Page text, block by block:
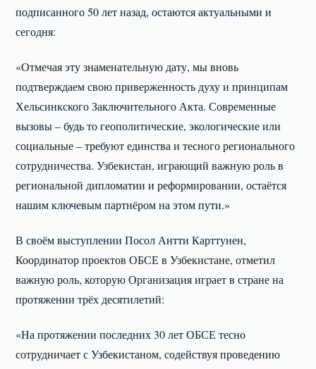
подписанного 50 лет назад, остаются актуальными и
сегодня:
«Отмечая эту знаменательную дату, мы вновь
подтверждаем свою приверженность духу и принципам
Хельсинкского Заключительного Акта. Современные
вызовы – будь то геополитические, экологические или
социальные – требуют единства и тесного регионального
сотрудничества. Узбекистан, играющий важную роль в
региональной дипломатии и реформировании, остаётся
нашим ключевым партнёром на этом пути.»
В своём выступлении Посол Антти Карттунен,
Координатор проектов ОБСЕ в Узбекистане, отметил
важную роль, которую Организация играет в стране на
протяжении трёх десятилетий:
«На протяжении последних 30 лет ОБСЕ тесно
сотрудничает с Узбекистаном, содействуя проведению